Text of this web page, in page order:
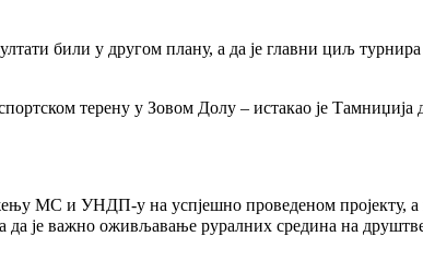
били у другом плану, а да је главни циљ
терену у Зовом Долу – истакао је
МС и УНДП-у на успјешно проведеном пројекту,
да је важно оживљавање руралних средина на